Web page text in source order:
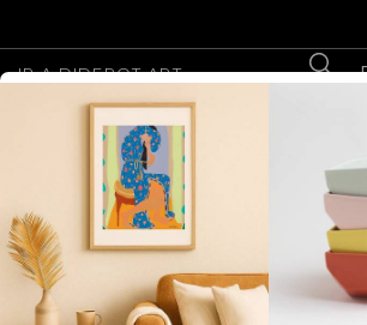
IR A DIDEROT.ART
Arte en Accesorios Ver todos
Winter (Grande)